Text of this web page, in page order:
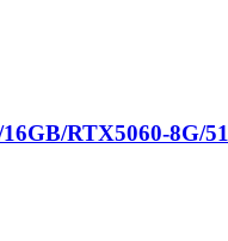
RTX5060-8G/